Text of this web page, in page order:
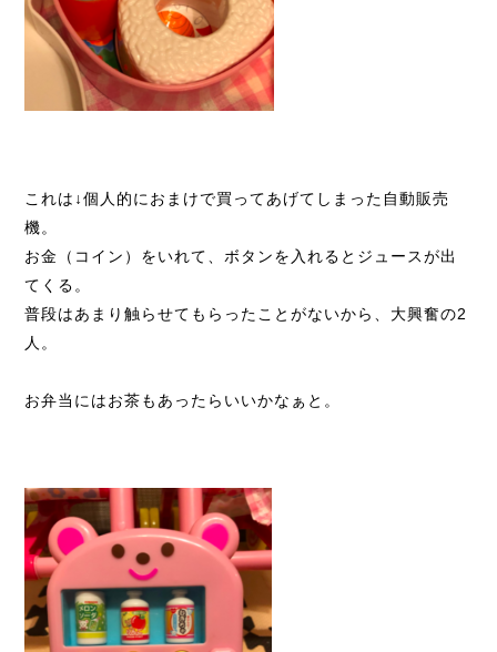
これは↓個人的におまけで買ってあげてしまった自動販売
機。
お金（コイン）をいれて、ボタンを入れるとジュースが出
てくる。
普段はあまり触らせてもらったことがないから、大興奮の2
人。
お弁当にはお茶もあったらいいかなぁと。